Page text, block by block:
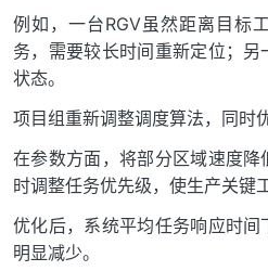
例如，一台RGV虽然距离目标
务，需要较长时间重新定位；
状态。
项目组重新调整调度算法，同时
在参数方面，将部分区域速度
时调整任务优先级，使生产关键
优化后，系统平均任务响应时
明显减少。